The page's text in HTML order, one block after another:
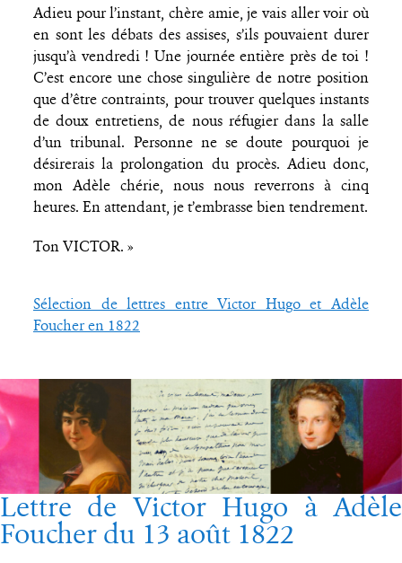
Adieu pour l’instant, chère amie, je vais aller voir où
en sont les débats des assises, s’ils pouvaient durer
jusqu’à vendredi ! Une journée entière près de toi !
C’est encore une chose singulière de notre position
que d’être contraints, pour trouver quelques instants
de doux entretiens, de nous réfugier dans la salle
d’un tribunal. Personne ne se doute pourquoi je
désirerais la prolongation du procès. Adieu donc,
mon Adèle chérie, nous nous reverrons à cinq
heures. En attendant, je t’embrasse bien tendrement.
Ton VICTOR. »
Sélection de lettres entre Victor Hugo et Adèle
Foucher en 1822
Lettre de Victor Hugo à Adèle
Foucher du 13 août 1822